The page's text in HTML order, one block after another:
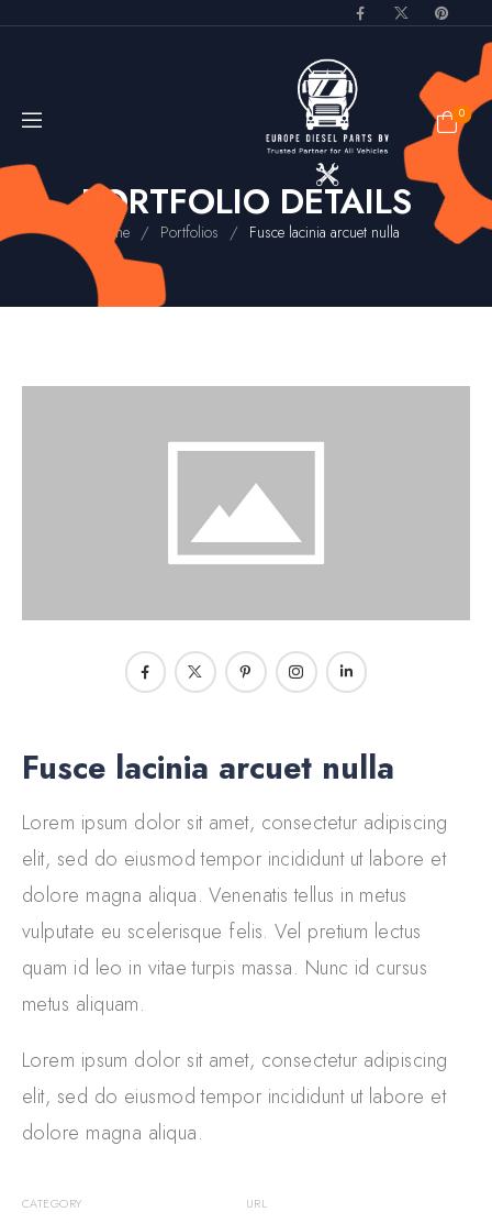
0
PORTFOLIO DETAILS
Home / Portfolios / Fusce lacinia arcuet nulla
Fusce lacinia arcuet nulla
Lorem ipsum dolor sit amet, consectetur adipiscing
elit, sed do eiusmod tempor incididunt ut labore et
dolore magna aliqua. Venenatis tellus in metus
vulputate eu scelerisque felis. Vel pretium lectus
quam id leo in vitae turpis massa. Nunc id cursus
metus aliquam.
Lorem ipsum dolor sit amet, consectetur adipiscing
elit, sed do eiusmod tempor incididunt ut labore et
dolore magna aliqua.
CATEGORY URL